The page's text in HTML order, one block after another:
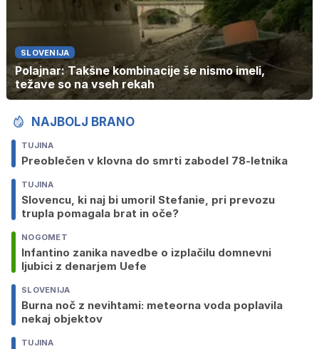
SLOVENIJA
Polajnar: Takšne kombinacije še nismo imeli,
težave so na vseh rekah
NAJBOLJ BRANO
TUJINA
Preoblečen v klovna do smrti zabodel 78-letnika
TUJINA
Slovencu, ki naj bi umoril Stefanie, pri prevozu
trupla pomagala brat in oče?
NOGOMET
Infantino zanika navedbe o izplačilu domnevni
ljubici z denarjem Uefe
SLOVENIJA
Burna noč z nevihtami: meteorna voda poplavila
nekaj objektov
TUJINA